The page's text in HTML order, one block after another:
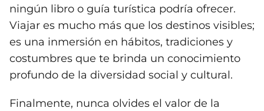
ningún libro o guía turística podría ofrecer.
Viajar es mucho más que los destinos visibles;
es una inmersión en hábitos, tradiciones y
costumbres que te brinda un conocimiento
profundo de la diversidad social y cultural.
Finalmente, nunca olvides el valor de la